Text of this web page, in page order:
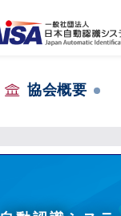
協会概要